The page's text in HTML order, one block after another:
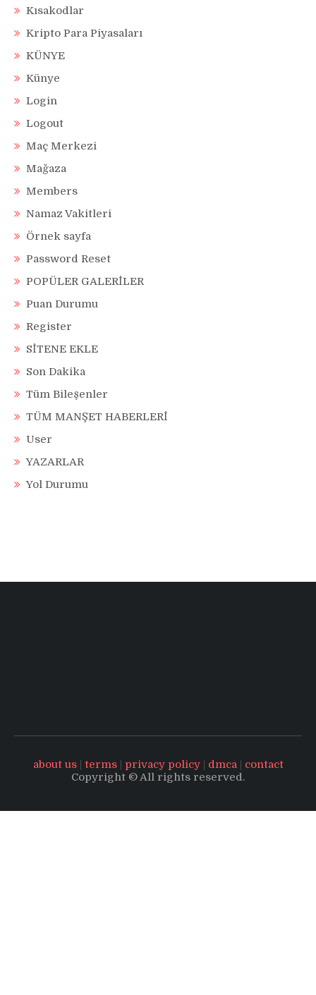
Kısakodlar
Kripto Para Piyasaları
KÜNYE
Künye
Login
Logout
Maç Merkezi
Mağaza
Members
Namaz Vakitleri
Örnek sayfa
Password Reset
POPÜLER GALERİLER
Puan Durumu
Register
SİTENE EKLE
Son Dakika
Tüm Bileşenler
TÜM MANŞET HABERLERİ
User
YAZARLAR
Yol Durumu
about us| terms| privacy policy| dmca| contact
Copyright © All rights reserved.